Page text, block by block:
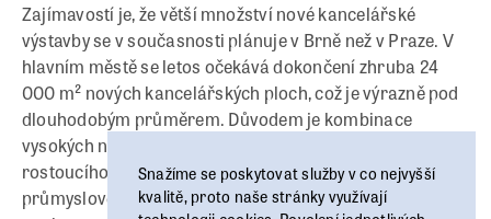
Zajímavostí je, že větší množství nové kancelářské
výstavby se v současnosti plánuje v Brně než v Praze. V
hlavním městě se letos očekává dokončení zhruba 24
000 m² nových kancelářských ploch, což je výrazně pod
dlouhodobým průměrem. Důvodem je kombinace
vysokých nákladů na výstavbu, složitějšího financování a
rostoucího zájmu investorů o jiné segmenty – především
průmyslové a rezidenční nemovitosti. Míra
Snažíme se poskytovat služby v co nejvyšší
kvalitě, proto naše stránky využívají